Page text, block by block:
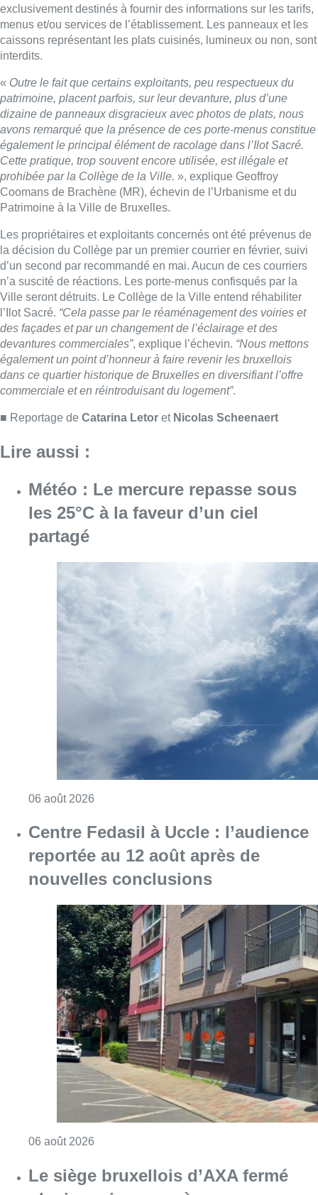
Patrimoine à la Ville de Bruxelles.
Les propriétaires et exploitants concernés ont été prévenus de
la décision du Collège par un premier courrier en février, suivi
d’un second par recommandé en mai. Aucun de ces courriers
n’a suscité de réactions. Les porte-menus confisqués par la
Ville seront détruits. Le Collège de la Ville entend réhabiliter
l’Ilot Sacré.
“Cela passe par le réaménagement des voiries et
des façades et par un changement de l’éclairage et des
devantures commerciales”
, explique l’échevin.
“Nous mettons
également un point d’honneur à faire revenir les bruxellois
dans ce quartier historique de Bruxelles en diversifiant l’offre
commerciale et en réintroduisant du logement”
■ Reportage de Catarina Letor Nicolas Scheenaert
Lire aussi :
Météo : Le mercure repasse sous
les 25°C à la faveur d’un ciel
partagé
06 août 2026 Consulter l'article "Météo : Le mercure
Centre Fedasil à Uccle : l’audience
reportée au 12 août après de
nouvelles conclusions
06 août 2026Consulter l'article "Centre Fedasil à Uccle :
Le siège bruxellois d’AXA fermé
plusieurs jours après une
contamination de l’eau au
propylène glycol